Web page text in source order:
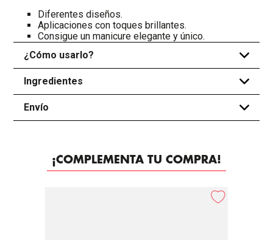
Diferentes diseños.
Aplicaciones con toques brillantes.
Consigue un manicure elegante y único.
¿Cómo usarlo?
+
Ingredientes +
Envío +
¡COMPLEMENTA TU COMPRA!